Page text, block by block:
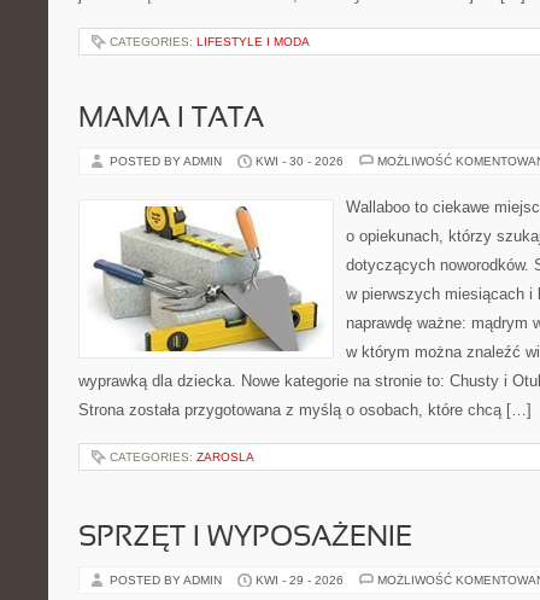
CATEGORIES: LIFESTYLE I MODA
MAMA I TATA
POSTED BY ADMIN KWI - 30 - 2026 MOŻLIWOŚĆ
Wallaboo to ciekawe
o opiekunach, którzy
dotyczących noworodków.
w pierwszych miesiącach
naprawdę ważne: mądrym
w którym można znaleźć
wyprawką dla dziecka. Nowe kategorie na stronie to: Chusty i
Strona została przygotowana z myślą o osobach, które chcą […]
CATEGORIES: ZAROSLA
SPRZĘT I WYPOSAŻENIE
POSTED BY ADMIN KWI - 29 - 2026 MOŻLIWOŚĆ